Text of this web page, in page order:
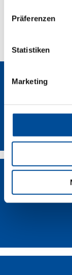
Präferenzen
Statistiken
Marketing
Technische